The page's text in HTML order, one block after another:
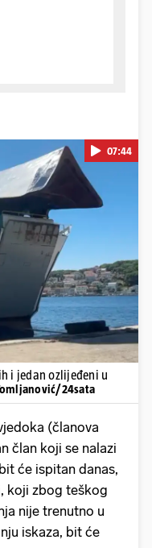
07:44
i jedan ozlijeđeni u
24sata
(članova
član koji se nalazi
će ispitan danas,
koji zbog teškog
nije trenutno u
iskaza, bit će